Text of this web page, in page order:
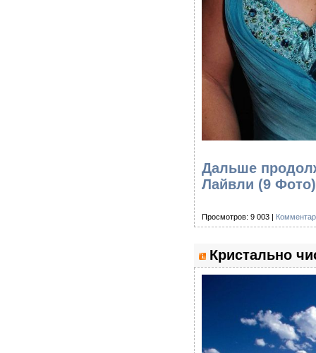
Дальше
Лайвли (9
Просмотров: 9 003 |
Кристально